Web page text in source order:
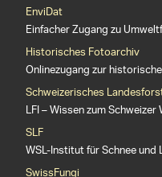
EnviDat
Einfacher Zugang zu
Historisches Fotoarchiv
Onlinezugang zur
Schweizerisches
LFI – Wissen zum Schweizer
SLF
WSL-Institut für Schnee